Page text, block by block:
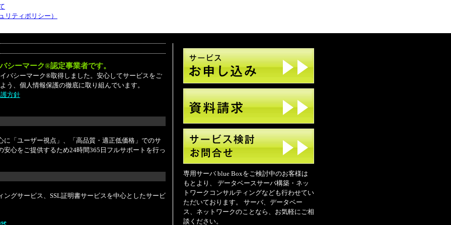
リティポリシー）
シーマーク®認定事業者です。
バシーマーク®取得しました。安心してサービスをご
う、個人情報保護の徹底に取り組んでいます。
方針
に「ユーザー視点」、「高品質・適正低価格」でのサ
安心をご提供するため24時間365日フルサポートを行っ
ングサービス、SSL証明書サービスを中心としたサービ
専用サーバ blue Boxをご検討中のお客様は
もとより、 データベースサーバ構築・ネッ
トワークコンサルティングなども行わせてい
ただいております。 サーバ、データベー
ス、ネットワークのことなら、お気軽にご相
談ください。